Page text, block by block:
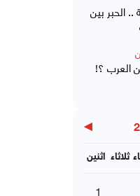
الحبر بين
العرب ؟!
▶
اثنين ثلاثاء
1